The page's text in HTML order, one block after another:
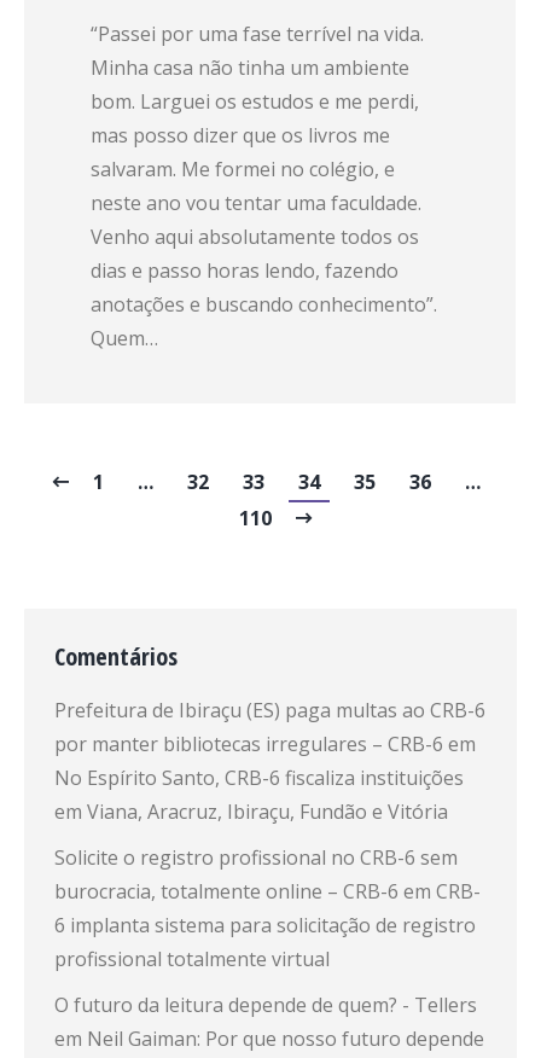
“Passei por uma fase terrível na vida.
Minha casa não tinha um ambiente
bom. Larguei os estudos e me perdi,
mas posso dizer que os livros me
salvaram. Me formei no colégio, e
neste ano vou tentar uma faculdade.
Venho aqui absolutamente todos os
dias e passo horas lendo, fazendo
anotações e buscando conhecimento”.
Quem…
1 … 32 33 34 35 36
…
110
Comentários
Prefeitura de Ibiraçu (ES) paga multas ao CRB-6
por manter bibliotecas irregulares – CRB-6 em
No Espírito Santo, CRB-6 fiscaliza instituições
em Viana, Aracruz, Ibiraçu, Fundão e Vitória
Solicite o registro profissional no CRB-6 sem
burocracia, totalmente online – CRB-6 em CRB-
6 implanta sistema para solicitação de registro
profissional totalmente virtual
O futuro da leitura depende de quem? - Tellers
em Neil Gaiman: Por que nosso futuro depende